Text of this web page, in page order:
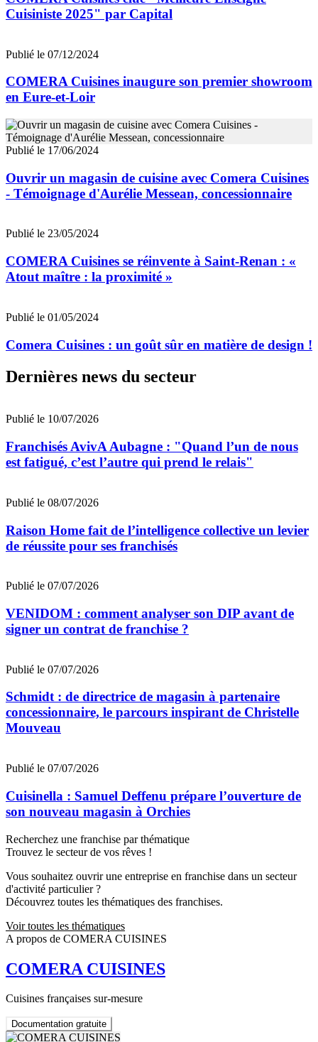
Cuisiniste 2025" par Capital
Publié le 07/12/2024
COMERA Cuisines inaugure son premier showroom
en Eure-et-Loir
Publié le 17/06/2024
Ouvrir un magasin de cuisine avec Comera Cuisines
- Témoignage d'Aurélie Messean, concessionnaire
Publié le 23/05/2024
COMERA Cuisines se réinvente à Saint-Renan : «
Atout maître : la proximité »
Publié le 01/05/2024
Comera Cuisines : un goût sûr en matière de design !
Dernières news du secteur
Publié le 10/07/2026
Franchisés AvivA Aubagne : "Quand l’un de nous
est fatigué, c’est l’autre qui prend le relais"
Publié le 08/07/2026
Raison Home fait de l’intelligence collective un levier
de réussite pour ses franchisés
Publié le 07/07/2026
VENIDOM : comment analyser son DIP avant de
signer un contrat de franchise ?
Publié le 07/07/2026
Schmidt : de directrice de magasin à partenaire
concessionnaire, le parcours inspirant de Christelle
Mouveau
Publié le 07/07/2026
Cuisinella : Samuel Deffenu prépare l’ouverture de
son nouveau magasin à Orchies
Recherchez une franchise par thématique
Trouvez le secteur de vos rêves !
Vous souhaitez ouvrir une entreprise en franchise dans un secteur
d'activité particulier ?
Découvrez toutes les thématiques des franchises.
Voir toutes les thématiques
A propos de COMERA CUISINES
COMERA CUISINES
Cuisines françaises sur-mesure
Documentation gratuite